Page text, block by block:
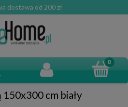
dostawa od 200 zł
cm biały